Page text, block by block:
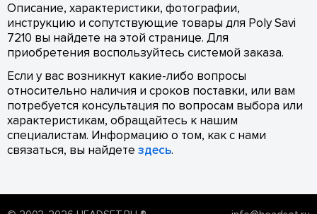
Описание, характеристики, фотографии,
инструкцию и сопутствующие товары для Poly Savi
7210 вы найдете на этой странице. Для
приобретения воспользуйтесь системой заказа.
Если у вас возникнут какие-либо вопросы
относительно наличия и сроков поставки, или вам
потребуется консультация по вопросам выбора или
характеристикам, обращайтесь к нашим
специалистам. Информацию о том, как с нами
связаться, вы найдете здесь.